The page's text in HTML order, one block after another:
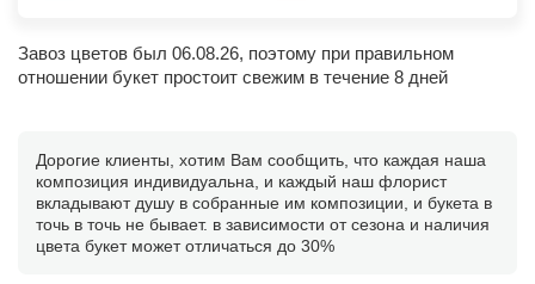
Завоз цветов был 06.08.26, поэтому при правильном
отношении букет простоит свежим в течение 8 дней
Дорогие клиенты, хотим Вам сообщить, что каждая наша
композиция индивидуальна, и каждый наш флорист
вкладывают душу в собранные им композиции, и букета в
точь в точь не бывает. в зависимости от сезона и наличия
цвета букет может отличаться до 30%